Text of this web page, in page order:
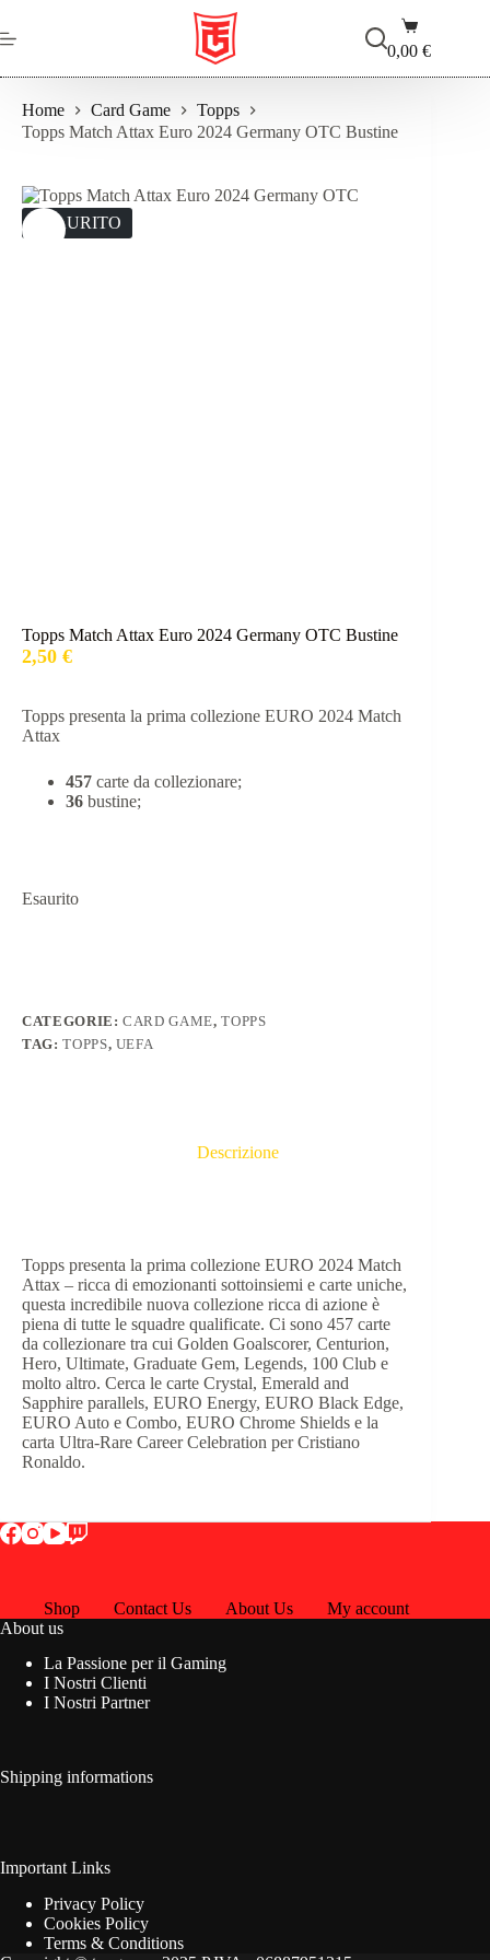
al
contenuto
Carrello
0,00€
Home Card Game
Topps
Topps Match Attax Euro 2024 Germany OTC Bustine
ESAURITO
Topps Match Attax Euro 2024 Germany OTC Bustine
2,50 €
Topps presenta la prima collezione EURO 2024 Match
Attax
457 carte da collezionare;
36 bustine;
Esaurito
CATEGORIE:CARD GAME,TOPPS
TAG:TOPPS, UEFA
Descrizione
Topps presenta la prima collezione EURO 2024 Match
Attax – ricca di emozionanti sottoinsiemi e carte uniche,
questa incredibile nuova collezione ricca di azione è
piena di tutte le squadre qualificate. Ci sono 457 carte
da collezionare tra cui Golden Goalscorer, Centurion,
Hero, Ultimate, Graduate Gem, Legends, 100 Club e
molto altro. Cerca le carte Crystal, Emerald and
Sapphire parallels, EURO Energy, EURO Black Edge,
EURO Auto e Combo, EURO Chrome Shields e la
carta Ultra-Rare Career Celebration per Cristiano
Ronaldo.
Shop Contact Us About Us
My account
About us
La Passione per il Gaming
I Nostri Clienti
I Nostri Partner
Shipping informations
Important Links
Privacy Policy
Cookies Policy
Terms & Conditions